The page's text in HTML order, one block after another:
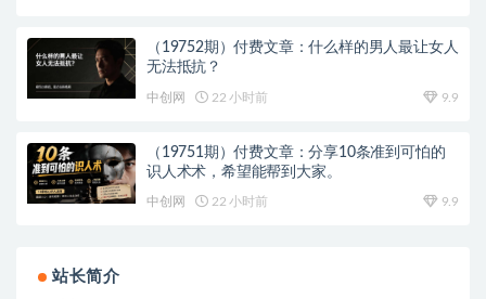
（19752期）付费文章：什么样的男人最让女人
无法抵抗？
中创网 22 小时前 9.9
（19751期）付费文章：分享10条准到可怕的
识人术术，希望能帮到大家。
中创网 22 小时前 9.9
站长简介